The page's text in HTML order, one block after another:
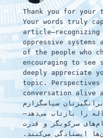
Thank you for your
Your words truly
oppressive systems
of the people who
encouraging to
deeply appreciate
topic.
conversation alive
را بازتاب می‌دهد—
سرکوبگر و قدرت
ایستادگی می‌کنند.